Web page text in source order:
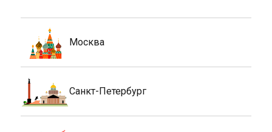
Москва
Санкт-Петербург